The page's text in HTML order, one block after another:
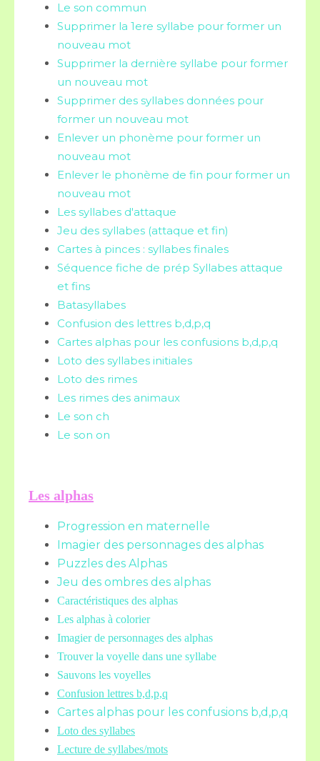
Le son commun
Supprimer la 1ere syllabe pour former un
nouveau mot
Supprimer la dernière syllabe pour former
un nouveau mot
Supprimer des syllabes données pour
former un nouveau mot
Enlever un phonème pour former un
nouveau mot
Enlever le phonème de fin pour former un
nouveau mot
Les syllabes d'attaque
Jeu des syllabes (attaque et fin)
Cartes à pinces : syllabes finales
Séquence fiche de prép Syllabes attaque
et fins
Batasyllabes
Confusion des lettres b,d,p,q
Cartes alphas pour les confusions b,d,p,q
Loto des syllabes initiales
Loto des rimes
Les rimes des animaux
Le son ch
Le son on
Les alphas
Progression en maternelle
Imagier des personnages des alphas
Puzzles des Alphas
Jeu des ombres des alphas
Caractéristiques des alphas
Les alphas à colorier
Imagier de personnages des alphas
Trouver la voyelle dans une syllabe
Sauvons les voyelles
Confusion lettres b,d,p,q
Cartes alphas pour les confusions b,d,p,q
Loto des syllabes
Lecture de syllabes/mots